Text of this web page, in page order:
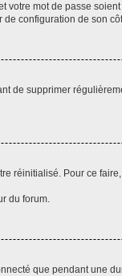
mot de passe
configuration de son
de supprimer
réinitialisé. Pour ce
du forum.
que pendant une